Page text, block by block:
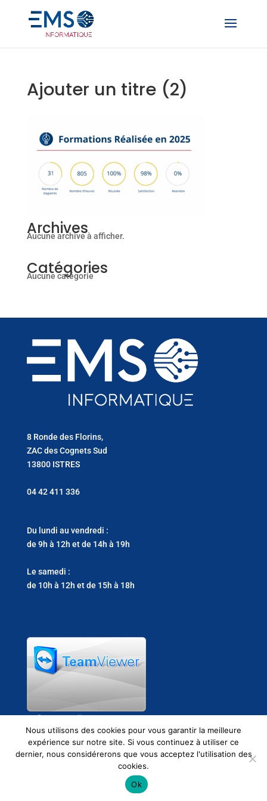
Ajouter un titre (2)
Archives
Aucune archive à afficher.
Catégories
Aucune catégorie
8 Ronde des Florins,
ZAC des Cognets Sud
13800 ISTRES
04 42 411 336
Du lundi au vendredi :
de 9h à 12h et de 14h à 19h
Le samedi :
de 10h à 12h et de 15h à 18h
Support clients
2021 © EMS Informatique -
Nous utilisons des cookies pour vous garantir la meilleure
expérience sur notre site. Si vous continuez à utiliser ce
dernier, nous considérerons que vous acceptez l'utilisation des
cookies.
Ok